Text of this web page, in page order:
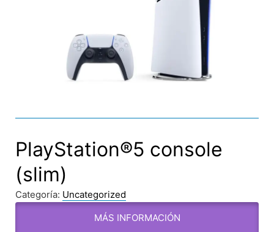
PlayStation®5 console
(slim)
Categoría: Uncategorized
MÁS INFORMACIÓN